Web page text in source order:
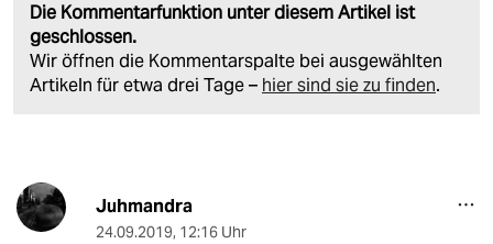
Die Kommentarfunktion unter diesem Artikel ist
geschlossen.
Wir öffnen die Kommentarspalte bei ausgewählten
Artikeln für etwa drei Tage – hier sind sie zu finden.
Juhmandra
24.09.2019, 12:16 Uhr